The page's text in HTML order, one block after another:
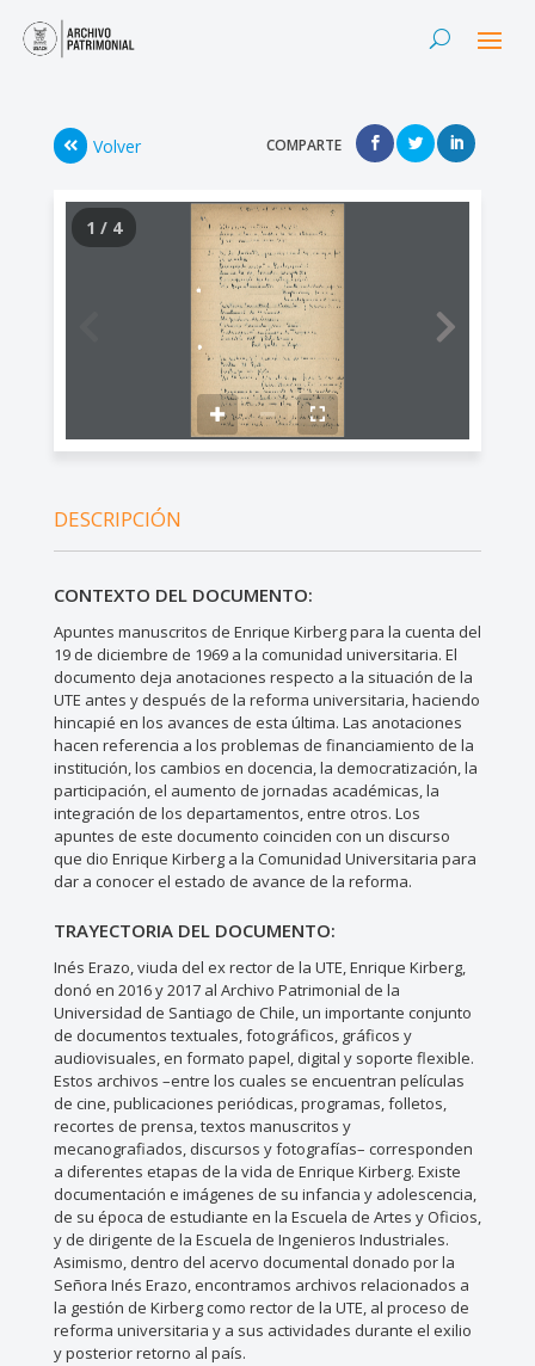
Volver COMPARTE
1 / 4
DESCRIPCIÓN
CONTEXTO DEL DOCUMENTO:
Apuntes manuscritos de Enrique Kirberg para la cuenta del
19 de diciembre de 1969 a la comunidad universitaria. El
documento deja anotaciones respecto a la situación de la
UTE antes y después de la reforma universitaria, haciendo
hincapié en los avances de esta última. Las anotaciones
hacen referencia a los problemas de financiamiento de la
institución, los cambios en docencia, la democratización, la
participación, el aumento de jornadas académicas, la
integración de los departamentos, entre otros. Los
apuntes de este documento coinciden con un discurso
que dio Enrique Kirberg a la Comunidad Universitaria para
dar a conocer el estado de avance de la reforma.
TRAYECTORIA DEL DOCUMENTO:
Inés Erazo, viuda del ex rector de la UTE, Enrique Kirberg,
donó en 2016 y 2017 al Archivo Patrimonial de la
Universidad de Santiago de Chile, un importante conjunto
de documentos textuales, fotográficos, gráficos y
audiovisuales, en formato papel, digital y soporte flexible.
Estos archivos –entre los cuales se encuentran películas
de cine, publicaciones periódicas, programas, folletos,
recortes de prensa, textos manuscritos y
mecanografiados, discursos y fotografías– corresponden
a diferentes etapas de la vida de Enrique Kirberg. Existe
documentación e imágenes de su infancia y adolescencia,
de su época de estudiante en la Escuela de Artes y Oficios,
y de dirigente de la Escuela de Ingenieros Industriales.
Asimismo, dentro del acervo documental donado por la
Señora Inés Erazo, encontramos archivos relacionados a
la gestión de Kirberg como rector de la UTE, al proceso de
reforma universitaria y a sus actividades durante el exilio
y posterior retorno al país.